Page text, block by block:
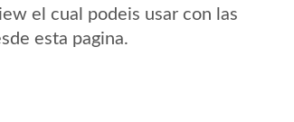
el cual podeis usar con las
esta pagina.